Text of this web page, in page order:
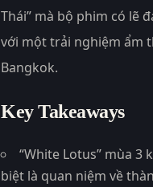
Thái” mà bộ phim có lẽ
với một trải nghiệm ẩm
Bangkok.
Key Takeaways
“White Lotus” mùa 3
biệt là quan niệm về